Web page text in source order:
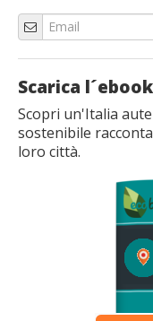
Scarica
Scopri un'Italia
sostenibile
loro città.